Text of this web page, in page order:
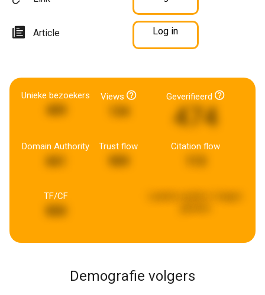
Article Log in
Unieke bezoekers Views Geverifieerd
474
Domain Authority
661
Trust flow Citation flow
TF/CF
Demografie volgers